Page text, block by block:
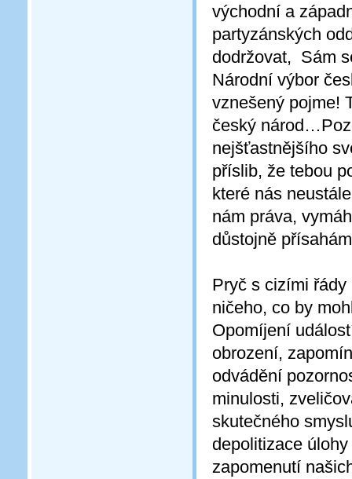
východní a
partyzánských
dodržovat, Sám
Národní výbor
vznešený pojme!
český
nejšťastnějšího
příslib, že tebou
které nás
nám práva,
důstojně
Pryč s cizími
ničeho, co by
Opomíjení
obrození,
odvádění
minulosti,
skutečného
depolitizace
zapomenutí